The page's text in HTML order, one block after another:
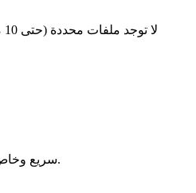
لا توجد ملفات محددة (حتى 10 ملفات، بحد أقصى 2 جيجابايت)
تحويل FLV إلى GIF سريع وخاص وموثوق.